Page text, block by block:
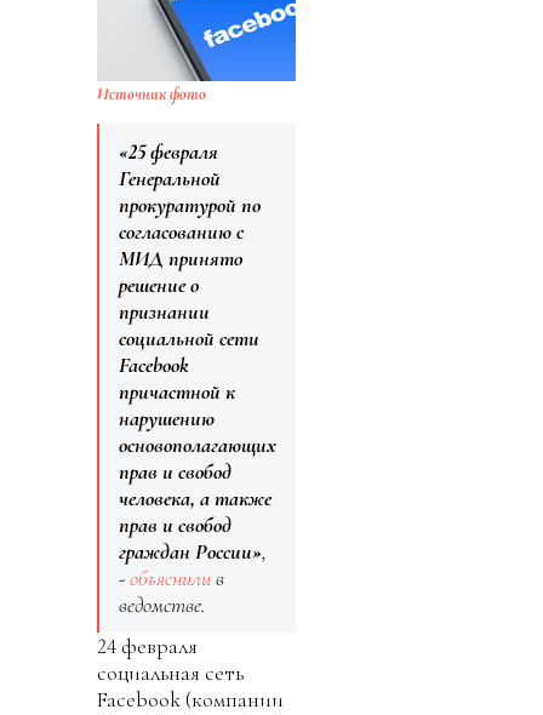
Источник фото
«25 февраля
Генеральной
прокуратурой по
согласованию с
МИД принято
решение о
признании
социальной сети
Facebook
причастной к
нарушению
основополагающих
прав и свобод
человека, а также
прав и свобод
граждан России»,
-объяснилив
ведомстве.
24 февраля
социальная сеть
Facebook (компании